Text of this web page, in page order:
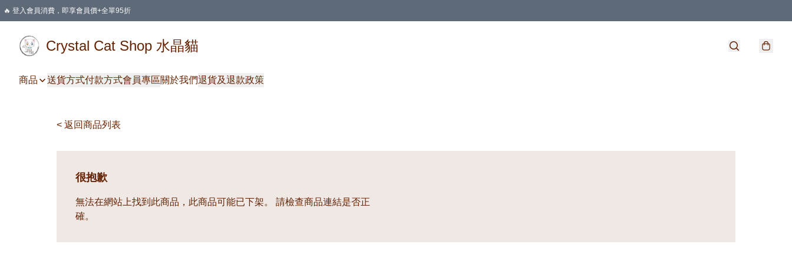
🔥 登入會員消費，即享會員價+全單95折
Crystal Cat Shop 水晶貓
商品 送貨方式付款方式會員專區關於我們退貨及退款政策
< 返回商品列表
很抱歉
無法在網站上找到此商品，此商品可能已下架。 請檢查商品連結是否正
確。